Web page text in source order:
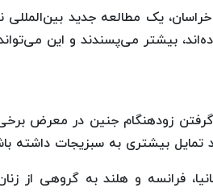
یک مطالعه جدید
بیشتر می‌پسندند و این
زودهنگام جنین در معرض
بیشتری به سبزیجات داشته
فرانسه و هلند به گروهی از